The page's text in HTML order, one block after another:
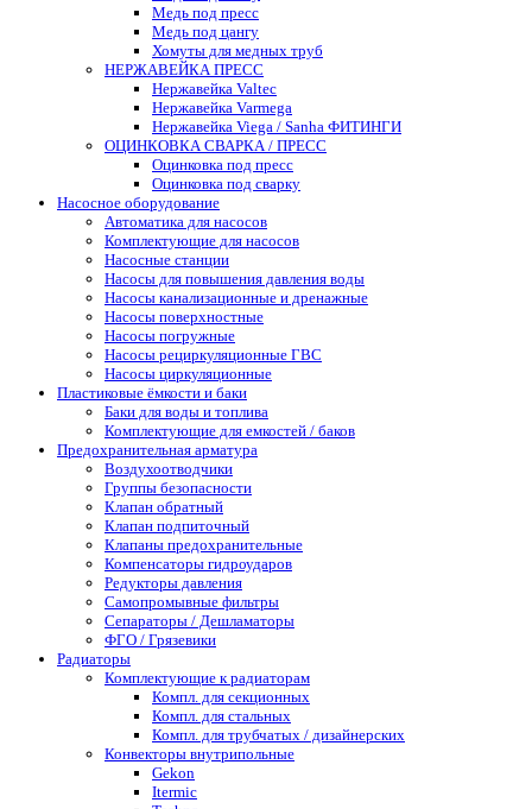
Медь под пресс
Медь под цангу
Хомуты для медных труб
НЕРЖАВЕЙКА ПРЕСС
Нержавейка Valtec
Нержавейка Varmega
Нержавейка Viega / Sanha ФИТИНГИ
ОЦИНКОВКА СВАРКА / ПРЕСС
Оцинковка под пресс
Оцинковка под сварку
Насосное оборудование
Автоматика для насосов
Комплектующие для насосов
Насосные станции
Насосы для повышения давления воды
Насосы канализационные и дренажные
Насосы поверхностные
Насосы погружные
Насосы рециркуляционные ГВС
Насосы циркуляционные
Пластиковые ёмкости и баки
Баки для воды и топлива
Комплектующие для емкостей / баков
Предохранительная арматура
Воздухоотводчики
Группы безопасности
Клапан обратный
Клапан подпиточный
Клапаны предохранительные
Компенсаторы гидроударов
Редукторы давления
Самопромывные фильтры
Сепараторы / Дешламаторы
ФГО / Грязевики
Радиаторы
Комплектующие к радиаторам
Компл. для секционных
Компл. для стальных
Компл. для трубчатых / дизайнерских
Конвекторы внутрипольные
Gekon
Itermic